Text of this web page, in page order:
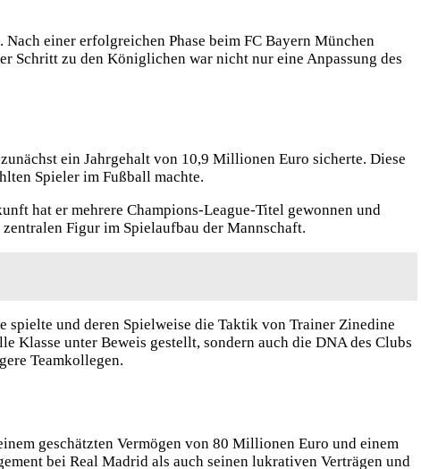
einer erfolgreichen Phase beim FC Bayern München
Schritt zu den Königlichen war nicht nur eine Anpassung des
ein Jahrgehalt von 10,9 Millionen Euro sicherte. Diese
Spieler im Fußball machte.
hat er mehrere Champions-League-Titel gewonnen und
Figur im Spielaufbau der Mannschaft.
spielte und deren Spielweise die Taktik von Trainer Zinedine
Klasse unter Beweis gestellt, sondern auch die DNA des Clubs
Teamkollegen.
geschätzten Vermögen von 80 Millionen Euro und einem
bei Real Madrid als auch seinen lukrativen Verträgen und